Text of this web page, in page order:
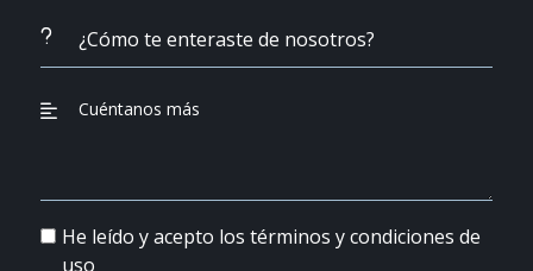
He leído y acepto los términos y condiciones de
uso